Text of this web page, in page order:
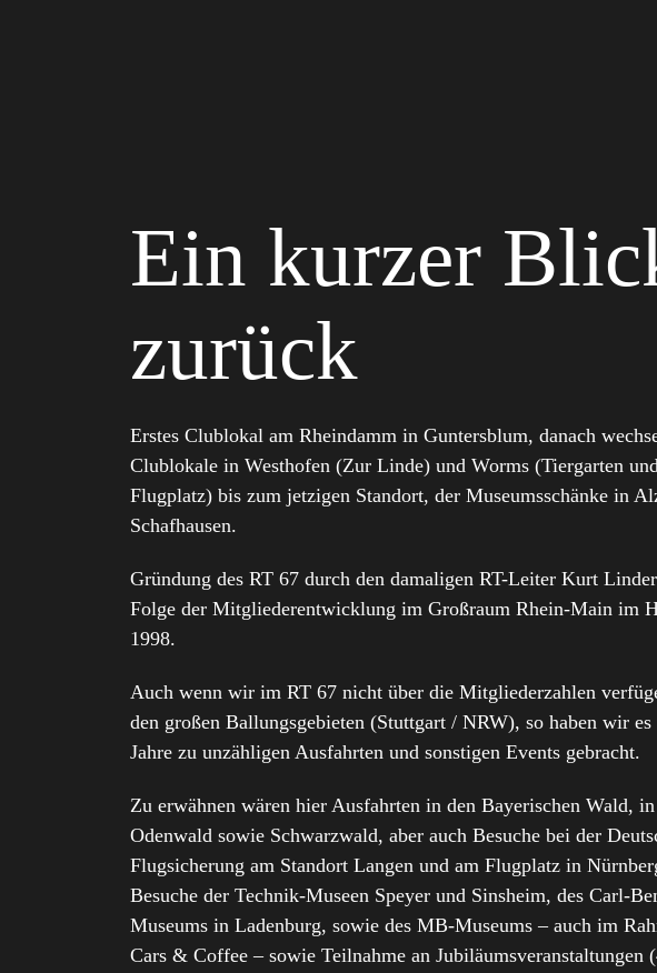
Ein kurzer
zurück
Erstes Clublokal am Rheindamm in Guntersblum, danach
Clublokale in Westhofen (Zur Linde) und Worms (Tiergarten
Flugplatz) bis zum jetzigen Standort, der Museumsschänke in
Schafhausen.
Gründung des RT 67 durch den damaligen RT-Leiter Kurt
Folge der Mitgliederentwicklung im Großraum Rhein-Main im
1998.
Auch wenn wir im RT 67 nicht über die Mitgliederzahlen
den großen Ballungsgebieten (Stuttgart / NRW), so haben wir es
Jahre zu unzähligen Ausfahrten und sonstigen Events gebracht.
Zu erwähnen wären hier Ausfahrten in den Bayerischen Wald,
Odenwald sowie Schwarzwald, aber auch Besuche bei der
Flugsicherung am Standort Langen und am Flugplatz in
Besuche der Technik-Museen Speyer und Sinsheim, des Carl-
Museums in Ladenburg, sowie des MB-Museums – auch im
Cars & Coffee – sowie Teilnahme an Jubiläumsveranstaltungen